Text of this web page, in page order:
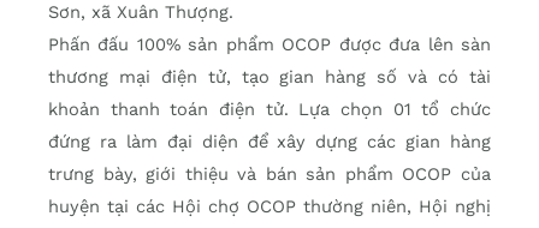
Sơn, xã Xuân Thượng.
Phấn đấu 100% sản phẩm OCOP được đưa lên sàn
thương mại điện tử, tạo gian hàng số và có tài
khoản thanh toán điện tử. Lựa chọn 01 tổ chức
đứng ra làm đại diện để xây dựng các gian hàng
trưng bày, giới thiệu và bán sản phẩm OCOP của
huyện tại các Hội chợ OCOP thường niên, Hội nghị